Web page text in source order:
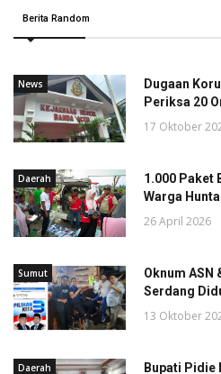
Berita Random
News
Dugaan
Periksa 20
17 Oktober
Daerah
1.000 Paket
Warga
26 April 2026
Sumut
Oknum ASN
Serdang
13 Oktober
Daerah
Bupati Pidie